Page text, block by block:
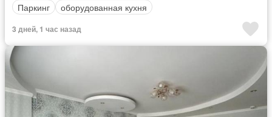
Паркинг
оборудованная кухня
3 дней, 1 час назад